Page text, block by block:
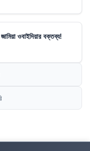
ওবাইদিয়ার বক্তব্য!